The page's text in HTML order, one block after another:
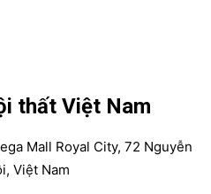
thất Việt Nam
Mall Royal City, 72 Nguyễn
Việt Nam